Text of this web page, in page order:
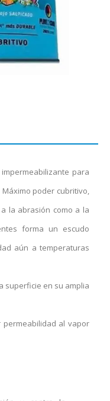
para
poder cubritivo,
la abrasión como a la
forma un escudo
aún a temperaturas
superficie en su amplia
permeabilidad al vapor